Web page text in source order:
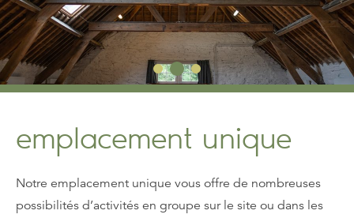
emplacement unique
Notre emplacement unique vous offre de nombreuses
possibilités d’activités en groupe sur le site ou dans les